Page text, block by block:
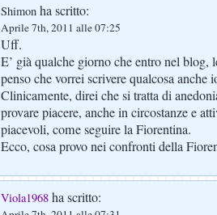
Shimon ha scritto:
Aprile 7th, 2011 alle 07:25
Uff.
E’ già qualche giorno che entro nel blog,
penso che vorrei scrivere qualcosa
Clinicamente, direi che si tratta di
provare piacere, anche in circostanze e
piacevoli, come seguire la Fiorentina.
Ecco, cosa provo nei confronti della
Viola1968 ha scritto: